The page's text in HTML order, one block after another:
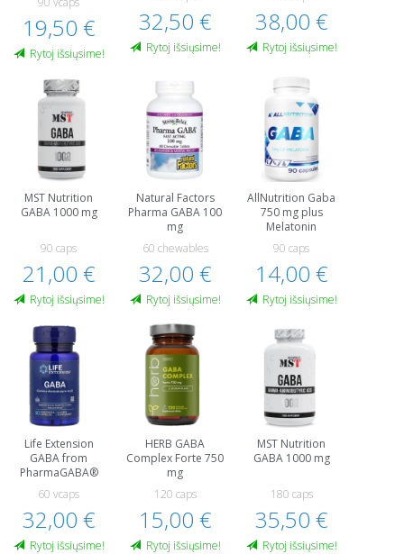
19,50 €
Rytoj išsiųsime!
32,50 €
Rytoj išsiųsime!
38,00 €
Rytoj išsiųsime!
MST Nutrition
GABA 1000 mg
90 caps
21,00 €
Rytoj išsiųsime!
Natural Factors
Pharma GABA 100
mg
60 chewables
32,00 €
Rytoj išsiųsime!
AllNutrition Gaba
750 mg plus
Melatonin
90 caps
14,00 €
Rytoj išsiųsime!
Life Extension
GABA from
PharmaGABA®
60 vcaps
32,00 €
Rytoj išsiųsime!
HERB GABA
Complex Forte 750
mg
120 caps
15,00 €
Rytoj išsiųsime!
MST Nutrition
GABA 1000 mg
180 caps
35,50 €
Rytoj išsiųsime!